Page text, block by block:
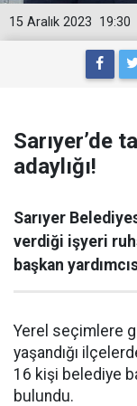
19:30
15 Aralık 2023
Sarıyer’de
adaylığı!
Sarıyer
verdiği işyeri
başkan
Yerel seçimlere
yaşandığı
16 kişi belediye
bulundu.